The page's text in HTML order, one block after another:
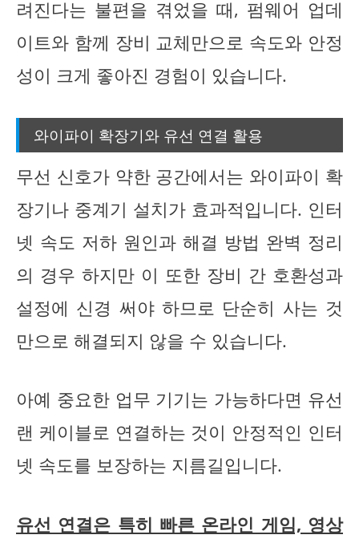
려진다는 불편을 겪었을 때, 펌웨어 업데
이트와 함께 장비 교체만으로 속도와 안정
성이 크게 좋아진 경험이 있습니다.
와이파이 확장기와 유선 연결 활용
무선 신호가 약한 공간에서는 와이파이 확
장기나 중계기 설치가 효과적입니다. 인터
넷 속도 저하 원인과 해결 방법 완벽 정리
의 경우 하지만 이 또한 장비 간 호환성과
설정에 신경 써야 하므로 단순히 사는 것
만으로 해결되지 않을 수 있습니다.
아예 중요한 업무 기기는 가능하다면 유선
랜 케이블로 연결하는 것이 안정적인 인터
넷 속도를 보장하는 지름길입니다.
유선 연결은 특히 빠른 온라인 게임, 영상